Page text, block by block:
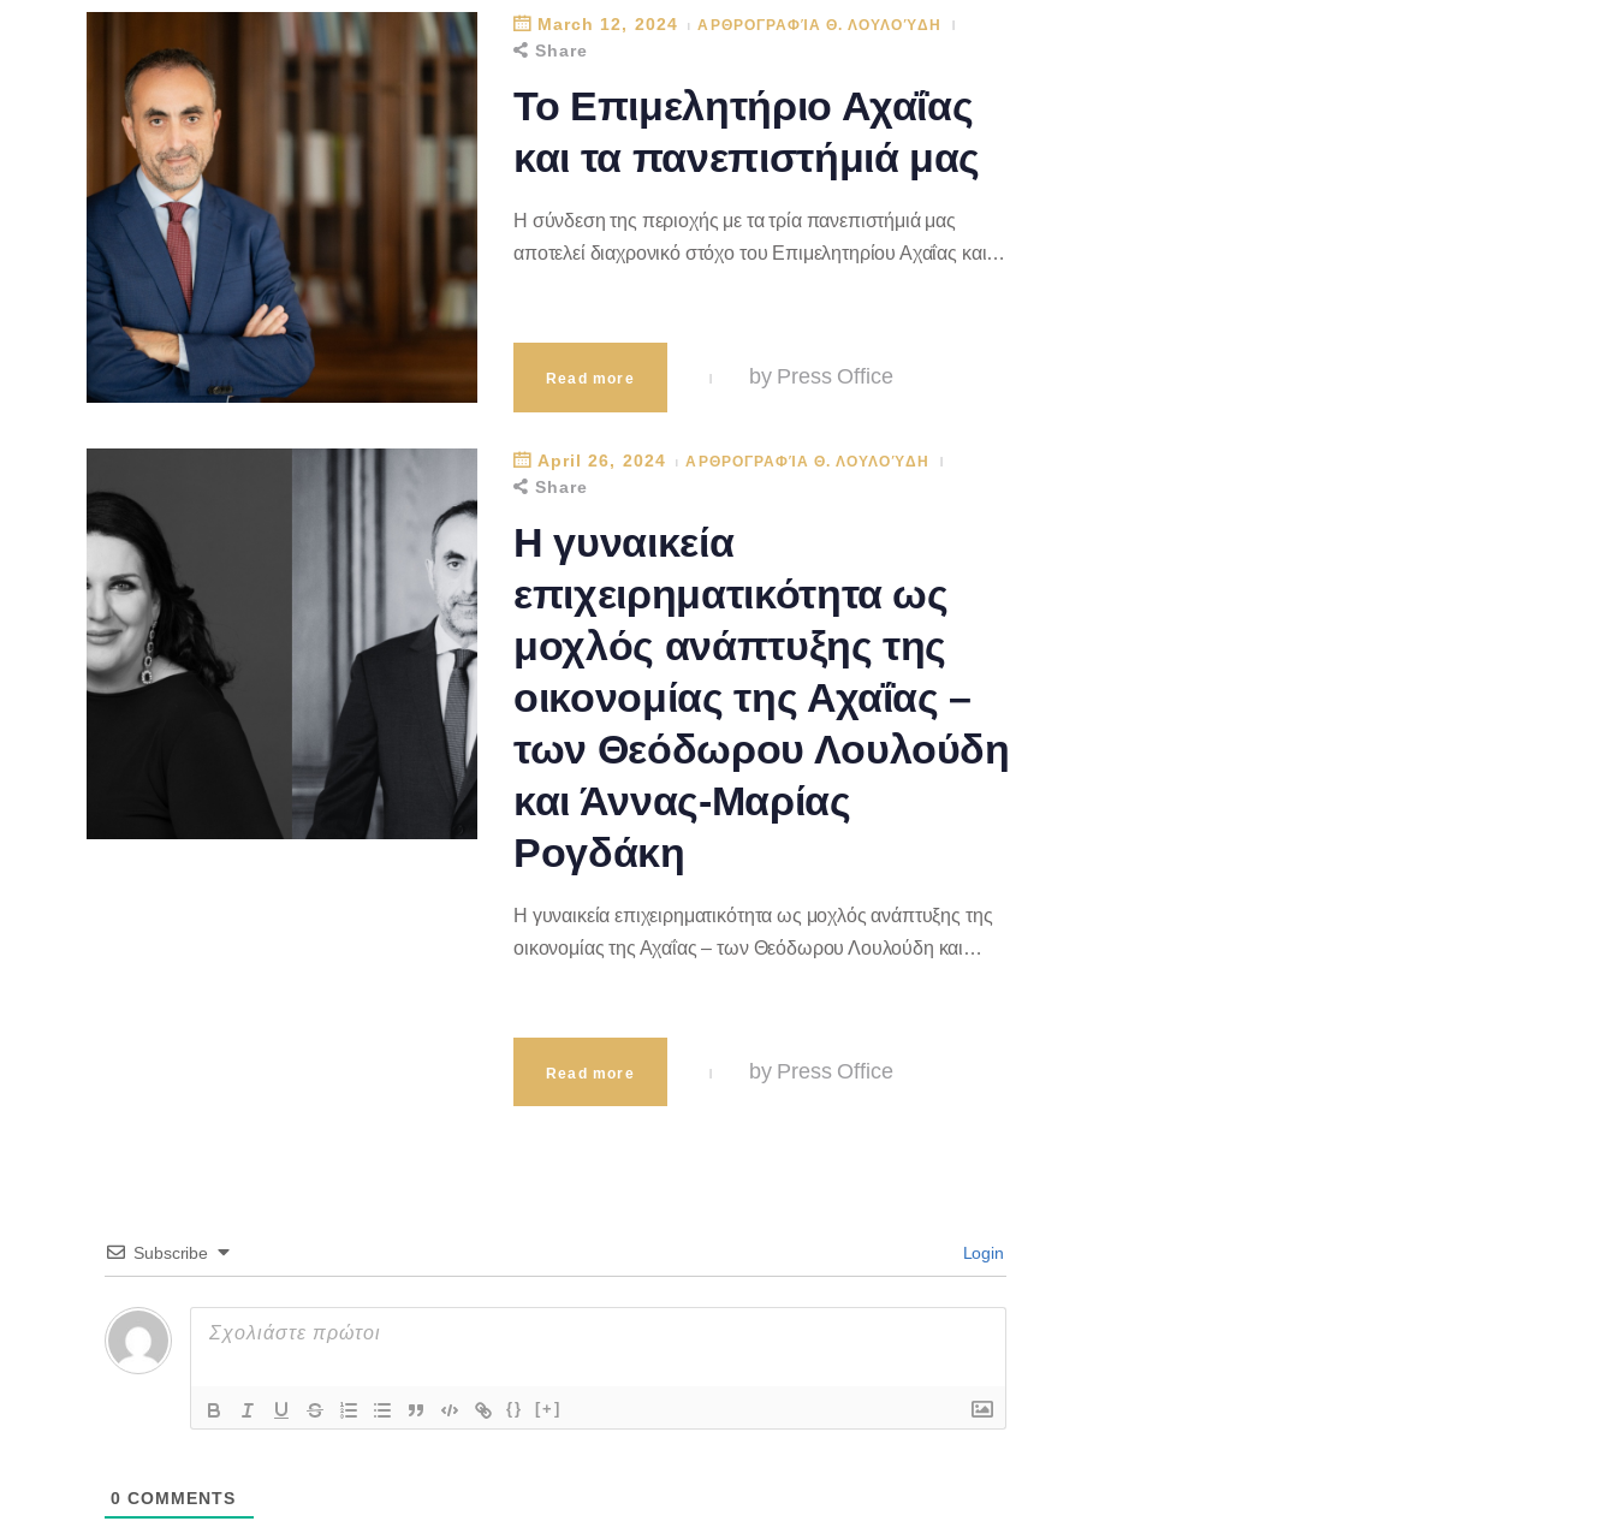
March 12, 2024 ΑΡΘΡΟΓΡΑΦΊΑ Θ. ΛΟΥΛΟΎΔΗ
Share
Το Επιμελητήριο Αχαΐας
και τα πανεπιστήμιά μας
H σύνδεση της περιοχής με τα τρία πανεπιστήμιά μας
αποτελεί διαχρονικό στόχο του Επιμελητηρίου Αχαΐας και…
Read more by Press Office
April 26, 2024 ΑΡΘΡΟΓΡΑΦΊΑ Θ. ΛΟΥΛΟΎΔΗ
Share
H γυναικεία
επιχειρηματικότητα ως
μοχλός ανάπτυξης της
οικονομίας της Αχαΐας –
των Θεόδωρου Λουλούδη
και Άννας-Μαρίας
Ρογδάκη
H γυναικεία επιχειρηματικότητα ως μοχλός ανάπτυξης της
οικονομίας της Αχαΐας – των Θεόδωρου Λουλούδη και…
Read more by Press Office
Subscribe Login
{} [+]
0 COMMENTS